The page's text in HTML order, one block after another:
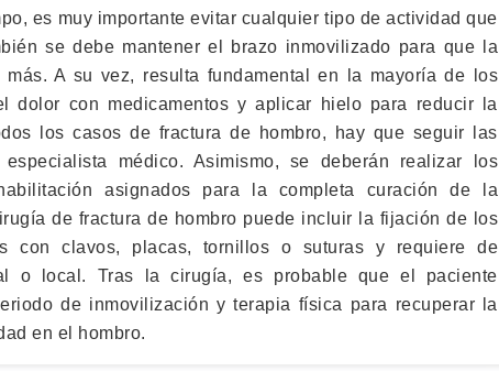
es muy importante evitar cualquier tipo de actividad que
se debe mantener el brazo inmovilizado para que la
más. A su vez, resulta fundamental en la mayoría de los
dolor con medicamentos y aplicar hielo para reducir la
los casos de fractura de hombro, hay que seguir las
médico. Asimismo, se deberán realizar los
asignados para la completa curación de la
de fractura de hombro puede incluir la fijación de los
con clavos, placas, tornillos o suturas y requiere de
o local. Tras la cirugía, es probable que el paciente
de inmovilización y terapia física para recuperar la
en el hombro.